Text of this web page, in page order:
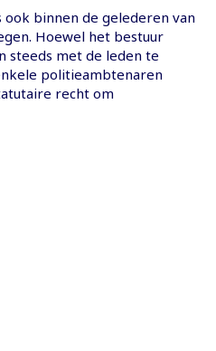
binnen de gelederen van
Hoewel het bestuur
steeds met de leden te
politieambtenaren
recht om